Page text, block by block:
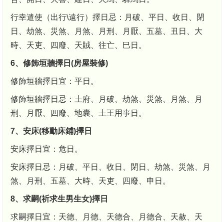
行幸遣使（出行\遠行）擇日忌：月破、平日、收日、閉
日、劫煞、災煞、月煞、月刑、月厭、五墓、丑日、大
時、天吏、四廢、天賊、往亡、巳日。
6、修飾垣牆擇日(房屋裝修)
修飾垣牆擇日宜：平日。
修飾垣牆擇日忌：土府、月破、劫煞、災煞、月煞、月
刑、月厭、四廢、地囊、土王用事日。
7、安床(移動床鋪)擇日
安床擇日宜：危日。
安床擇日忌：月破、平日、收日、閉日、劫煞、災煞、月
煞、月刑、五墓、大時、天吏、四廢、申日。
8、求嗣(祈求生男生女)擇日
求嗣擇日宜：天德、月德、天德合、月德合、天赦、天